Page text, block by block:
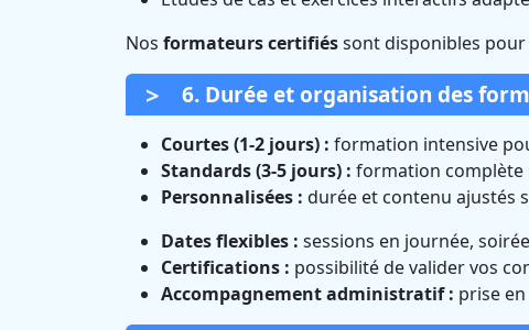
Nos formateurs certifiéssont disponibles
6. Durée et organisation des
Courtes (1-2 jours) : formation intensive
Standards (3-5 jours) : formation complète
Personnalisées : durée et contenu ajustés
Dates flexibles : sessions en journée,
Certifications : possibilité de valider vos
Accompagnement administratif : prise en